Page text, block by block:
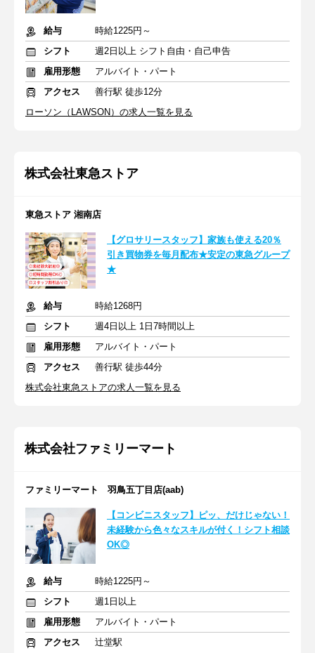
給与
時給1225円～
シフト
週2日以上 シフト自由・自己申告
雇用形態
アルバイト・パート
アクセス
善行駅 徒歩12分
ローソン（LAWSON）の求人一覧を見る
株式会社東急ストア
東急ストア 湘南店
【グロサリースタッフ】家族も使える20％
引き買物券を毎月配布★安定の東急グループ
★
給与
時給1268円
シフト
週4日以上 1日7時間以上
雇用形態
アルバイト・パート
アクセス
善行駅 徒歩44分
株式会社東急ストアの求人一覧を見る
株式会社ファミリーマート
ファミリーマート 羽鳥五丁目店(aab)
【コンビニスタッフ】ピッ、だけじゃない！
未経験から色々なスキルが付く！シフト相談
OK◎
給与
時給1225円～
シフト
週1日以上
雇用形態
アルバイト・パート
アクセス
辻堂駅